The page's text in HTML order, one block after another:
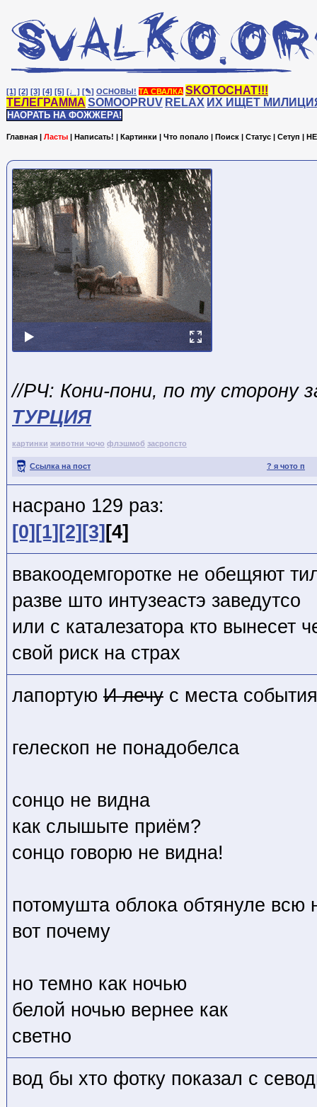
[1] [2] [3] [4] [5] [♩] [✎] ОСНОВЫ! ТА СВАЛКА SKOTOCHAT!!!
ТЕЛЕГРАММА SOMOOPRUV RELAX ИХ ИЩЕТ
НАОРАТЬ НА ФОЖЖЕРА!
Главная | Ласты | Написать! | Картинки | Что попало | Поиск | Статус | Сетуп |
//РЧ: Кони-пони, по ту сторону
ТУРЦИЯ
картинки животни чочо флэшмоб засропсто
? я чото п
Ссылка на пост
насрано 129 раз:
[0] [1] [2] [3] [4]
ввакоодемгоротке не обещяют
разве што интузеастэ заведутсо
или с каталезатора кто вынесет
свой риск на страх
лапортую И лечу с места события
гелескоп не понадобелса
сонцо не видна
как слышыте приём?
сонцо говорю не видна!
потомушта облока обтянуле всю
вот почему
но темно как ночью
белой ночью вернее как
светно
вод бы хто фотку показал с